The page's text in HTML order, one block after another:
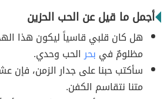
أجمل ما قيل عن الحب الحزين
هل كان قلبي قاسياً ليكون هذا
مظلومٌ في بحرالحب وحدي.
سأكتب حبنا على جدار الزمن، فإن
متنا نتقاسم الكفن.